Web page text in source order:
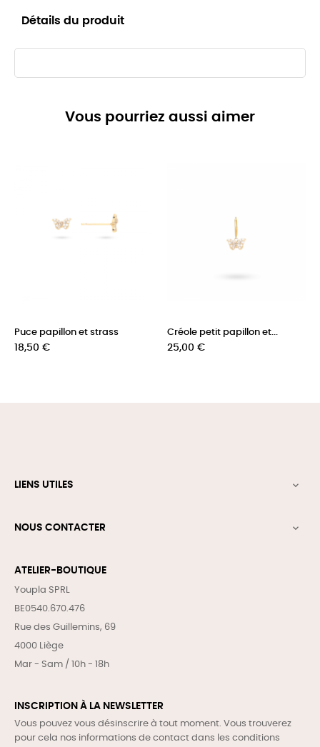
Détails du produit
Vous pourriez aussi aimer
Puce papillon et strass
Prix
18,50 €
Créole petit papillon et...
Prix
25,00 €
LIENS UTILES 
NOUS CONTACTER 
ATELIER-BOUTIQUE
Youpla SPRL
BE0540.670.476
Rue des Guillemins, 69
4000 Liège
Mar - Sam / 10h - 18h
INSCRIPTION À LA NEWSLETTER
Vous pouvez vous désinscrire à tout moment. Vous trouverez
pour cela nos informations de contact dans les conditions